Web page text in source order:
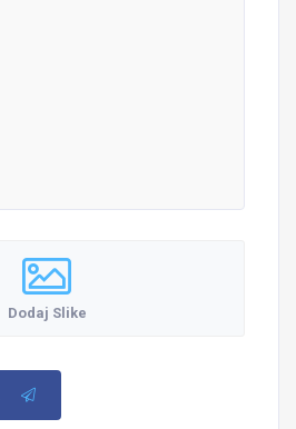
Dodaj Slike